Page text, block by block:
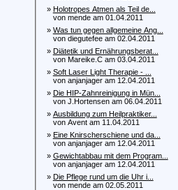
» Holotropes Atmen als Teil de...
von mende am 01.04.2011
» Was tun gegen allgemeine Ang...
von diegutefee am 02.04.2011
» Diätetik und Ernährungsberat...
von Mareike.C am 03.04.2011
» Soft Laser Light Therapie - ...
von anjanjager am 12.04.2011
» Die HIP-Zahnreinigung in Mün...
von J.Hortensen am 06.04.2011
» Ausbildung zum Heilpraktiker...
von Avent am 11.04.2011
» Eine Knirscherschiene und da...
von anjanjager am 12.04.2011
» Gewichtabbau mit dem Program...
von anjanjager am 12.04.2011
» Die Pflege rund um die Uhr i...
von mende am 02.05.2011